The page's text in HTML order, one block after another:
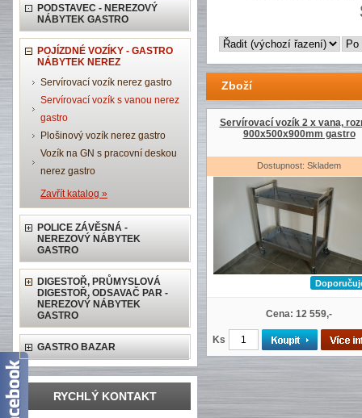
PODSTAVEC - NEREZOVÝ
NÁBYTEK GASTRO
POJÍZDNÉ VOZÍKY - GASTRO
NÁBYTEK NEREZ
Servírovací vozík nerez gastro
Servírovací vozík s vanou nerez
gastro
Plošinový vozík nerez gastro
Vozík na GN s pracovní deskou
nerez gastro
Zavřít katalog »
POLICE ZÁVĚSNÁ -
NEREZOVÝ NÁBYTEK
GASTRO
DIGESTOŘ, PRŮMYSLOVÁ
DIGESTOŘ, ODSAVAČ PAR -
NEREZOVÝ NÁBYTEK
GASTRO
GASTRO BAZAR
RYCHLÝ KONTAKT
Zboží
Servírovací vozík 2 x vana,
900x500x900mm gastro
Dostupnost: Skladem
Cena: 12 559,-
Ks